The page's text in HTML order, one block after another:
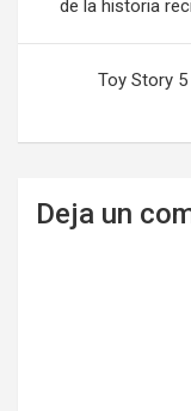
entradas
de la historia
Toy Story
Deja un